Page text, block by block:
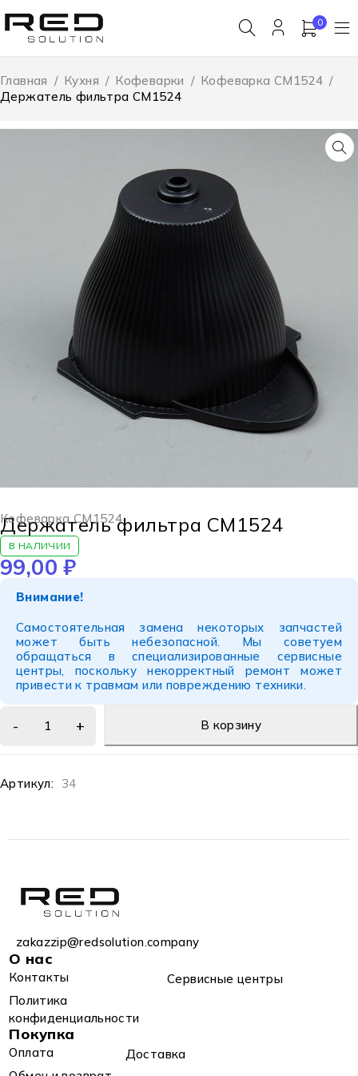
0
Главная / Кухня / Кофеварки / Кофеварка CM1524 /
Держатель фильтра CM1524
Кофеварка CM1524
Держатель фильтра CM1524
В НАЛИЧИИ
99,00₽
Внимание!
Самостоятельная замена некоторых запчастей
может быть небезопасной. Мы советуем
обращаться в специализированные сервисные
центры, поскольку некорректный ремонт может
привести к травмам или повреждению техники.
В корзину
Артикул: 34
zakazzip@redsolution.company
О нас
Контакты
Сервисные центры
Политика
конфиденциальности
Покупка
Оплата
Доставка